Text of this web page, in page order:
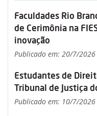
Faculdades Rio
de Cerimônia na
inovação
Publicado em: 20/7/2026
Estudantes de
Tribunal de Justiça
Publicado em: 10/7/2026